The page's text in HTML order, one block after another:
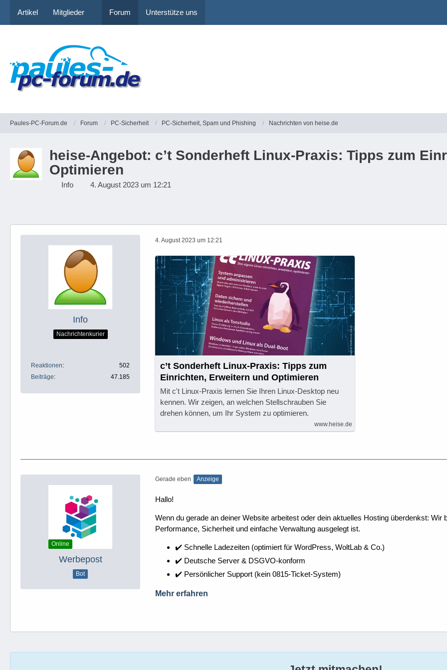
Artikel Mitglieder Forum Unterstütze uns
Paules-PC-Forum.de Forum PC-Sicherheit PC-Sicherheit, Spam und Phishing Nachrichten von heise.de
heise-Angebot: c’t Sonderheft Linux-Praxis: Tipps zum
Optimieren
Info 4. August 2023 um 12:21
Info
Nachrichtenkurier
Reaktionen
502
Beiträge
47.185
4. August 2023 um 12:21
c’t Sonderheft Linux-Praxis: Tipps zum
Einrichten, Erweitern und Optimieren
Mit c't Linux-Praxis lernen Sie Ihren Linux-Desktop neu
kennen. Wir zeigen, an welchen Stellschrauben Sie
drehen können, um Ihr System zu optimieren.
www.heise.de
Online
Werbepost
Bot
Gerade eben Anzeige
Hallo!
Wenn du gerade an deiner Website arbeitest oder dein aktuelles Hosting überdenkst:
Performance, Sicherheit und einfache Verwaltung ausgelegt ist.
✔️ Schnelle Ladezeiten (optimiert für WordPress, WoltLab & Co.)
✔️ Deutsche Server & DSGVO-konform
✔️ Persönlicher Support (kein 0815-Ticket-System)
Mehr erfahren